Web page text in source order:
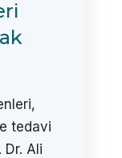
tedavi
Ali